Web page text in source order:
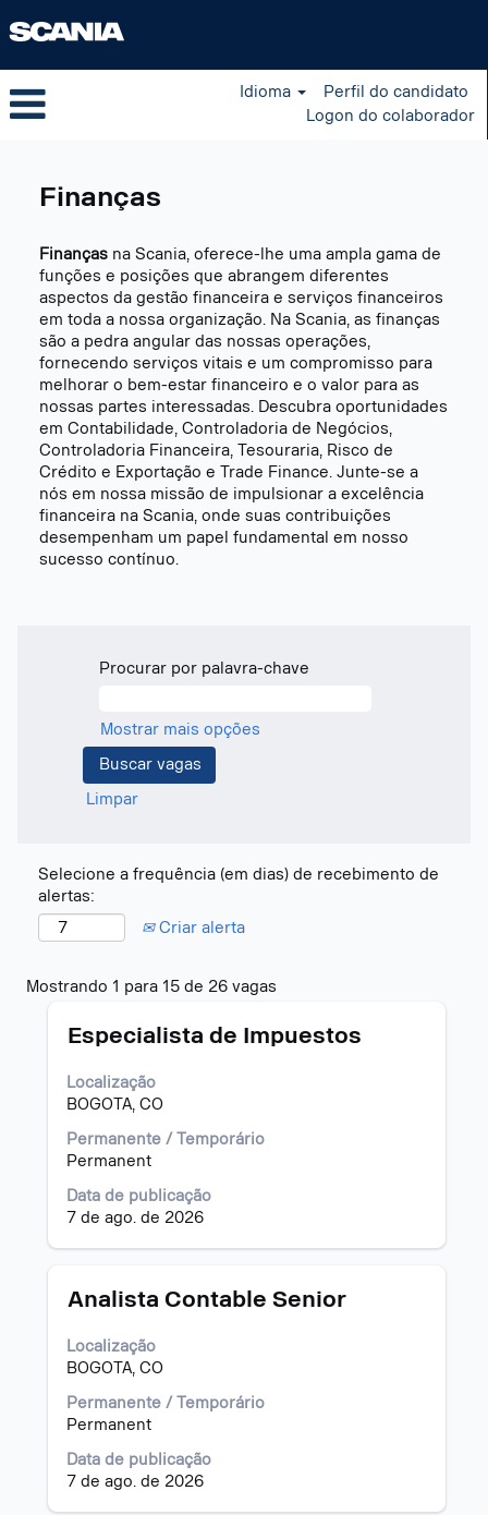
Idioma
Perfil do candidato
Logon do colaborador
Finanças
Finanças na Scania, oferece-lhe uma ampla gama de
funções e posições que abrangem diferentes
aspectos da gestão financeira e serviços financeiros
em toda a nossa organização. Na Scania, as finanças
são a pedra angular das nossas operações,
fornecendo serviços vitais e um compromisso para
melhorar o bem-estar financeiro e o valor para as
nossas partes interessadas. Descubra oportunidades
em Contabilidade, Controladoria de Negócios,
Controladoria Financeira, Tesouraria, Risco de
Crédito e Exportação e Trade Finance. Junte-se a
nós em nossa missão de impulsionar a excelência
financeira na Scania, onde suas contribuições
desempenham um papel fundamental em nosso
sucesso contínuo.
Procurar por palavra-chave
Mostrar mais opções
Limpar
Selecione a frequência (em dias) de recebimento de
alertas:
Criar alerta
Mostrando 1 para 15 de 26 vagas
para
a
Tab
para
os
Título
Especialista de Impuestos
Localização
BOGOTA, CO
Permanente / Temporário
Permanent
Data de publicação
7 de ago. de 2026
Selecione
vaga
com
barra
de
pressionada
para
visualizar
as
informações
dela.
Título
Analista Contable Senior
Localização
BOGOTA, CO
Permanente / Temporário
Permanent
Data de publicação
7 de ago. de 2026
Selecione
vaga
com
barra
de
pressionada
para
visualizar